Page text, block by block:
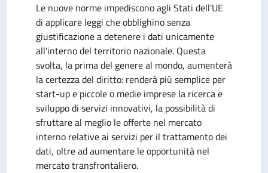
Le nuove norme impediscono agli Stati dell'UE
di applicare leggi che obblighino senza
giustificazione a detenere i dati unicamente
all'interno del territorio nazionale. Questa
svolta, la prima del genere al mondo, aumenterà
la certezza del diritto: renderà più semplice per
start-up e piccole o medie imprese la ricerca e
sviluppo di servizi innovativi, la possibilità di
sfruttare al meglio le offerte nel mercato
interno relative ai servizi per il trattamento dei
dati, oltre ad aumentare le opportunità nel
mercato transfrontaliero.